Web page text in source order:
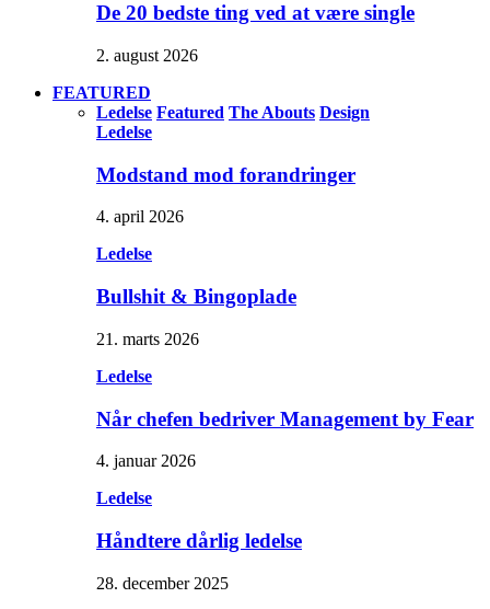
De 20 bedste ting ved at være single
2. august 2026
FEATURED
Ledelse Featured The Abouts Design
Ledelse
Modstand mod forandringer
4. april 2026
Ledelse
Bullshit & Bingoplade
21. marts 2026
Ledelse
Når chefen bedriver Management by Fear
4. januar 2026
Ledelse
Håndtere dårlig ledelse
28. december 2025